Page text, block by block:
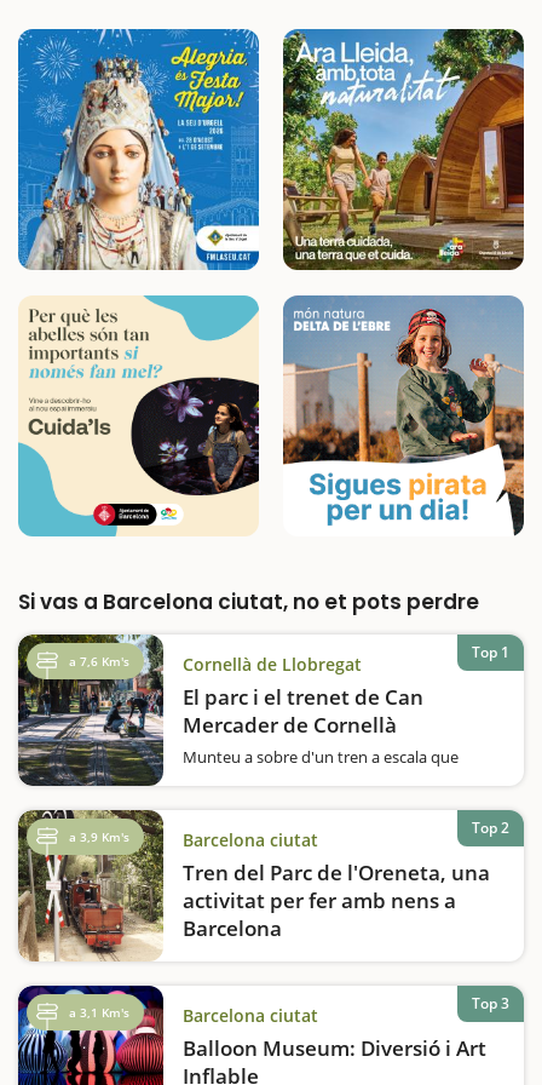
Si vas a Barcelona ciutat, no et pots perdre
a 7,6 Km's Cornellà de Llobregat
El parc i el trenet de Can
Mercader de Cornellà
Munteu a sobre d'un tren a escala que
ferrocarril a escala? El Parc de Can Mercader,
que es va inaugurar el 1987, acull des…
Top 1
a 3,9 Km's Barcelona ciutat
Tren del Parc de l'Oreneta, una
activitat per fer amb nens a
Barcelona
El Tren del Parc de l'Oreneta és una
experiència única que trasllada les famílies al
món dels ferrocarrils en miniatura. Situat al
parc del Castell de l'Oreneta, al districte de
Sarrià-Sant Gervasi de…
Top 2
a 3,1 Km's Barcelona ciutat
Balloon Museum: Diversió i Art
Inflable
Top 3